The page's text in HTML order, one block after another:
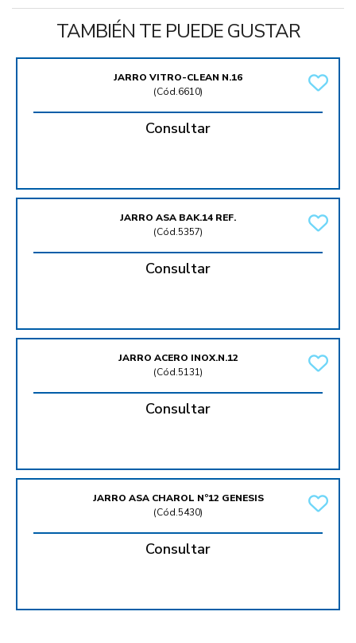
TAMBIÉN TE PUEDE GUSTAR
JARRO VITRO-CLEAN N.16
(Cód.6610)
Consultar
JARRO ASA BAK.14 REF.
(Cód.5357)
Consultar
JARRO ACERO INOX.N.12
(Cód.5131)
Consultar
JARRO ASA CHAROL Nº12 GENESIS
(Cód.5430)
Consultar